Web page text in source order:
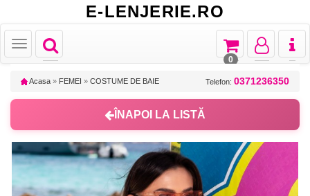
E-LENJERIE.RO
Toggle
navigation
Toggle
Toggle
navigation
Toggle
navigation
Toggle
navigation
0
Acasa » FEMEI » COSTUME DE BAIE Telefon: 0371236350
ÎNAPOI LA LISTĂ